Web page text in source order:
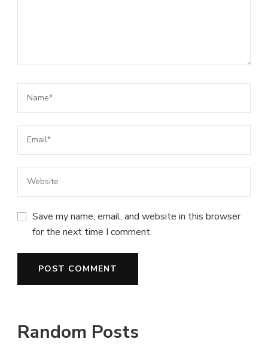
Save my name, email, and website in this browser
for the next time I comment.
Random Posts